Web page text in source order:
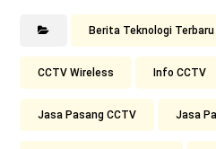
Berita Teknologi Terbaru
CCTV Wireless Info CCTV
Jasa Pasang CCTV Jasa